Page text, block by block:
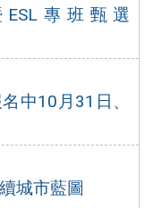
專班甄選
中10月31日、
城市藍圖